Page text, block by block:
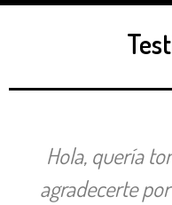
Hola, quería
agradecerte